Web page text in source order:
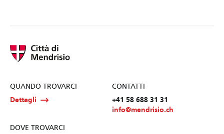
QUANDO TROVARCI
Dettagli
CONTATTI
+41 58 688 31 31
info@mendrisio.ch
DOVE TROVARCI